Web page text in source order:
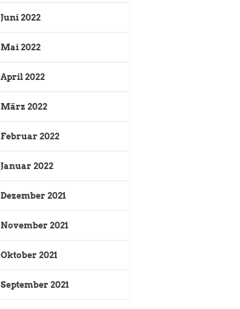
Juni 2022
Mai 2022
April 2022
März 2022
Februar 2022
Januar 2022
Dezember 2021
November 2021
Oktober 2021
September 2021